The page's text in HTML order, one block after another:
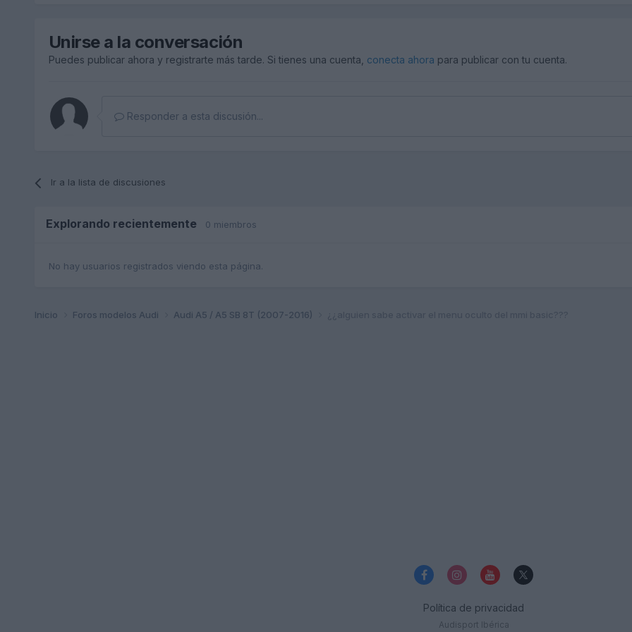
Unirse a la conversación
Puedes publicar ahora y registrarte más tarde. Si tienes una cuenta, conecta ahora para publicar con tu cuenta.
Responder a esta discusión...
Ir a la lista de discusiones
Explorando recientemente 0 miembros
No hay usuarios registrados viendo esta página.
Inicio Foros modelos Audi Audi A5 / A5 SB 8T (2007-2016)
Política de privacidad
Audisport Ibérica